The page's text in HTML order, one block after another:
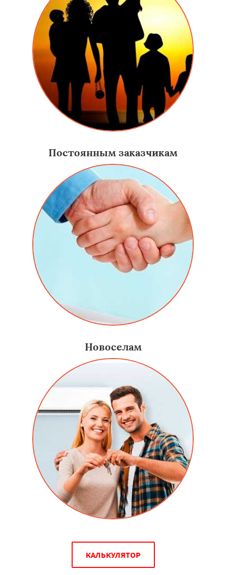
Постоянным заказчикам
Новоселам
КАЛЬКУЛЯТОР